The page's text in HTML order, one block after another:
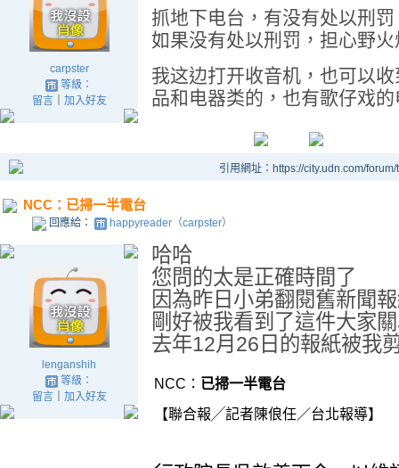
carpster
等級：
留言｜ 加入好友
抓地下电台，有没有处以刑
如果没有处以刑罚，担心野
我这边打开收音机，也可以
品和电器类的，也有歌仔戏
引用網址：https://city.udn.com/
NCC：已掃一半電台
回應給： happyreader（carpster）
lenganshih
等級：
留言｜ 加入好友
哈哈
您問的太是正確時間了
因為昨日小弟翻閱舊新聞
剛好被我看到了這件大家
去年12月26日的報紙被我
NCC： 已掃一半電台
【聯合報╱記者陳俍任／台北報導】